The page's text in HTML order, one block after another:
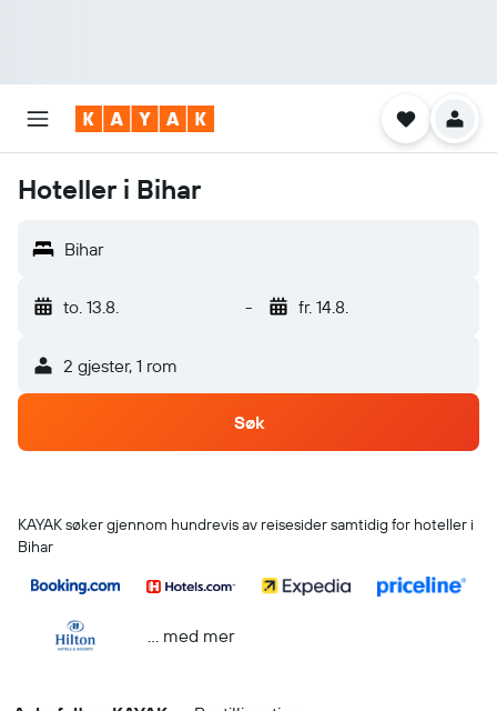
Hoteller i Bihar
Bihar
to. 13.8. - fr. 14.8.
2 gjester, 1 rom
Søk
KAYAK søker gjennom hundrevis av reisesider samtidig for hoteller i
Bihar
… med mer